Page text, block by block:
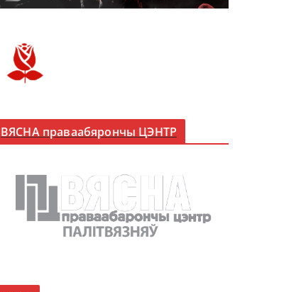
ВЯСНА праваабярончы ЦЭНТР